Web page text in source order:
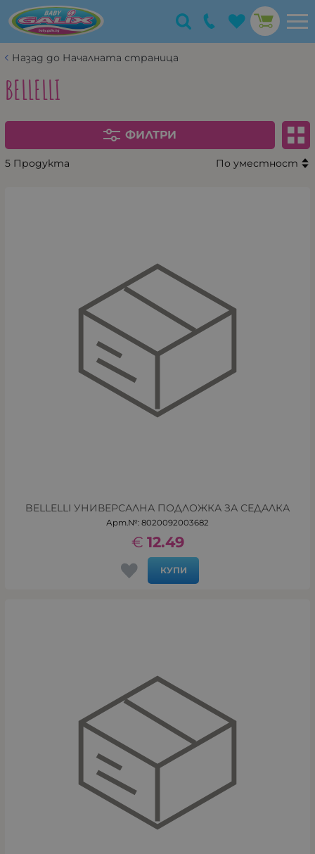
Назад до Началната страница
BELLELLI
ФИЛТРИ
5 Продукта По уместност
BELLELLI УНИВЕРСАЛНА ПОДЛОЖКА ЗА СЕДАЛКА
Арт.№: 8020092003682
12.49
€
КУПИ